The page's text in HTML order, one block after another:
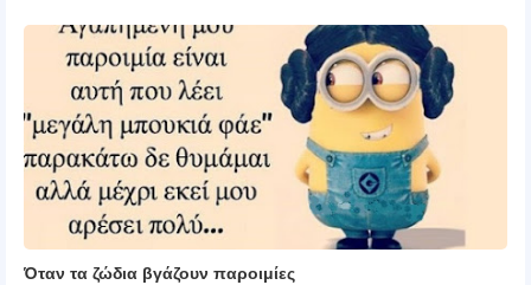
Όταν τα ζώδια βγάζουν παροιμίες